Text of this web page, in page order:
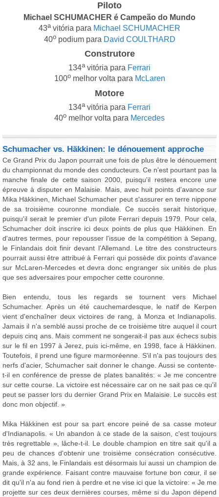
Piloto
Michael SCHUMACHER é Campeão do Mundo
43avitória para Michael SCHUMACHER
40opodium para David COULTHARD
Construtore
134avitória para Ferrari
100omelhor volta para McLaren
Motore
134avitória para Ferrari
40o melhor volta para Mercedes
Schumacher vs. Häkkinen: le dénouement approche
Ce Grand Prix du Japon pourrait une fois de plus être le dénouement
du championnat du monde des conducteurs. Ce n'est pourtant pas la
manche finale de cette saison 2000, puisqu'il restera encore une
épreuve à disputer en Malaisie. Mais, avec huit points d'avance sur
Mika Häkkinen, Michael Schumacher peut s'assurer en terre nippone
de sa troisième couronne mondiale. Ce succès serait historique,
puisqu'il serait le premier d'un pilote Ferrari depuis 1979. Pour cela,
Schumacher doit inscrire ici deux points de plus que Häkkinen. En
d'autres termes, pour repousser l'issue de la compétition à Sepang,
le Finlandais doit finir devant l'Allemand. Le titre des constructeurs
pourrait aussi être attribué à Ferrari qui possède dix points d'avance
sur McLaren-Mercedes et devra donc engranger six unités de plus
que ses adversaires pour empocher cette couronne.
Bien entendu, tous les regards se tournent vers Michael
Schumacher. Après un été cauchemardesque, le natif de Kerpen
vient d'enchaîner deux victoires de rang, à Monza et Indianapolis.
Jamais il n'a semblé aussi proche de ce troisième titre auquel il court
depuis cinq ans. Mais comment ne songerait-il pas aux échecs subis
sur le fil en 1997 à Jerez, puis ici-même, en 1998, face à Häkkinen.
Toutefois, il prend une figure marmoréenne. S'il n'a pas toujours des
nerfs d'acier, Schumacher sait donner le change. Aussi se contente-
t-il en conférence de presse de plates banalités: « Je me concentre
sur cette course. La victoire est nécessaire car on ne sait pas ce qu'il
peut se passer lors du dernier Grand Prix en Malaisie. Le succès est
donc mon objectif. »
Mika Häkkinen est pour sa part encore peiné de sa casse moteur
d'Indianapolis. « Un abandon à ce stade de la saison, c'est toujours
très regrettable », lâche-t-il. Le double champion en titre sait qu'il a
peu de chances d'obtenir une troisième consécration consécutive.
Mais, à 32 ans, le Finlandais est désormais lui aussi un champion de
grande expérience. Faisant contre mauvaise fortune bon cœur, il se
dit qu'il n'a au fond rien à perdre et ne vise ici que la victoire: « Je me
projette sur ces deux dernières courses, même si du Japon dépend